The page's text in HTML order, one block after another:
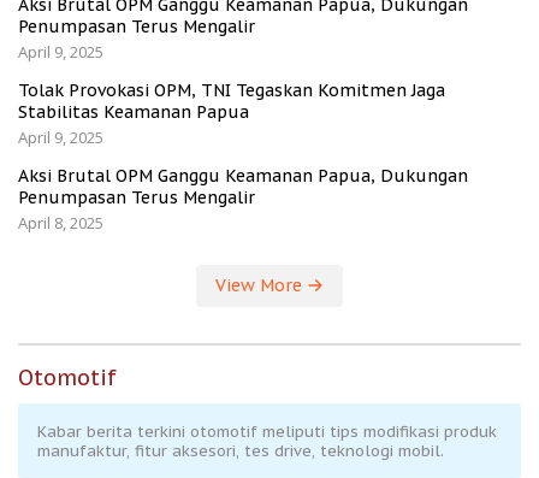
Aksi Brutal OPM Ganggu Keamanan Papua, Dukungan
Penumpasan Terus Mengalir
April 9, 2025
Tolak Provokasi OPM, TNI Tegaskan Komitmen Jaga
Stabilitas Keamanan Papua
April 9, 2025
Aksi Brutal OPM Ganggu Keamanan Papua, Dukungan
Penumpasan Terus Mengalir
April 8, 2025
View More
Otomotif
Kabar berita terkini otomotif meliputi tips modifikasi produk
manufaktur, fitur aksesori, tes drive, teknologi mobil.